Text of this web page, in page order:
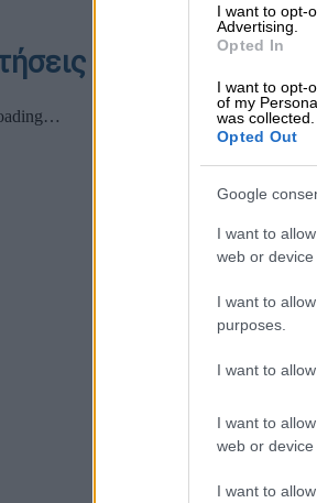
I want to opt-
Advertising.
Opted In
I want to opt-
of my
was collected.
Opted Out
Google
I want to
web or device
I want to
purposes.
I want to
I want to
web or device
I want to
στα Αρχαία